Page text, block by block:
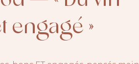
engagé »